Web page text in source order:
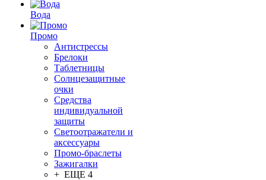
Вода
Промо
Антистрессы
Брелоки
Таблетницы
Солнцезащитные
очки
Средства
индивидуальной
защиты
Светоотражатели и
аксессуары
Промо-браслеты
Зажигалки
+ ЕЩЕ 4